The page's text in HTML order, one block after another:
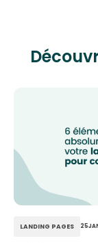
LANDING PAGES 25